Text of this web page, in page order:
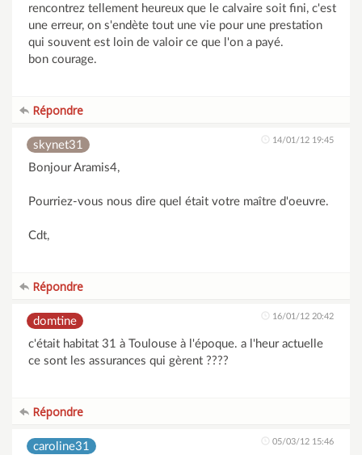
rencontrez tellement heureux que le calvaire soit fini, c'est
une erreur, on s'endète tout une vie pour une prestation
qui souvent est loin de valoir ce que l'on a payé.
bon courage.
Répondre
skynet31 14/01/12 19:45
Bonjour Aramis4,
Pourriez-vous nous dire quel était votre maître d'oeuvre.
Cdt,
Répondre
domtine 16/01/12 20:42
c'était habitat 31 à Toulouse à l'époque. a l'heur actuelle
ce sont les assurances qui gèrent ????
Répondre
caroline31 05/03/12 15:46